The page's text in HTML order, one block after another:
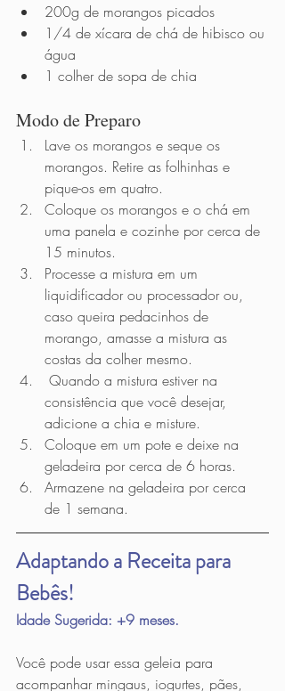
200g de morangos picados
1/4 de xícara de chá de hibisco ou
água
1 colher de sopa de chia
Modo de Preparo
Lave os morangos e seque os
morangos. Retire as folhinhas e
pique-os em quatro.
Coloque os morangos e o chá em
uma panela e cozinhe por cerca de
15 minutos.
Processe a mistura em um
liquidificador ou processador ou,
caso queira pedacinhos de
morango, amasse a mistura as
costas da colher mesmo.
consistência que você desejar,
adicione a chia e misture.
Coloque em um pote e deixe na
geladeira por cerca de 6 horas.
Armazene na geladeira por cerca
de 1 semana.
Adaptando a Receita para
Bebês!
Idade Sugerida: +9 meses.
Você pode usar essa geleia para
acompanhar mingaus, iogurtes, pães,